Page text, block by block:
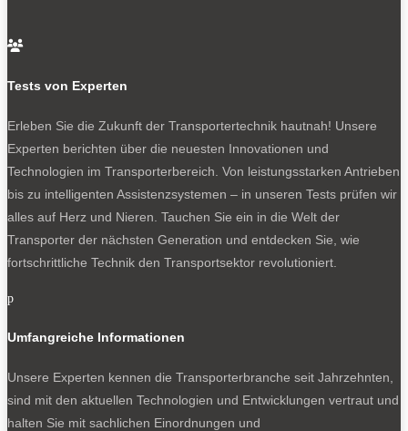
wachsenden Marktanteil von 14,8 Prozent und nimmt die
Halbinsel – liegt Stellantis nach dem ersten Quartal auf
Platz zwei. Im Transporter-Segment sowie bei kompakten
Vans sieht sich Stellantis sogar oben auf dem Treppchen.
Herausragend sind die Ergebnisse in der Türkei,
Marokko, Algerien und Tunesien, jeweils mit Platz eins in
der Zulassungsstatistik.
Experten-Test: Citroen E-Berlingo für Schornsteinfeger
Experten-Test: Opel Vivaro Electric XL
Experten-Test: Fiat E-Ducato

Tests von Experten
Erleben Sie die Zukunft der Transportertechnik hautnah! Unsere
Experten berichten über die neuesten Innovationen und
Technologien im Transporterbereich. Von leistungsstarken Antrieben
bis zu intelligenten Assistenzsystemen – in unseren Tests prüfen wir
alles auf Herz und Nieren. Tauchen Sie ein in die Welt der
Transporter der nächsten Generation und entdecken Sie, wie
fortschrittliche Technik den Transportsektor revolutioniert.
p
Umfangreiche Informationen
Unsere Experten kennen die Transporterbranche seit Jahrzehnten,
sind mit den aktuellen Technologien und Entwicklungen vertraut und
halten Sie mit sachlichen Einordnungen und